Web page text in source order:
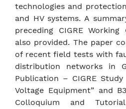
technologies and
and HV systems. A
preceding CIGRE Working
also provided. The paper
of recent field tests with
distribution networks in
Publication – CIGRE
Voltage Equipment” and
Colloquium and